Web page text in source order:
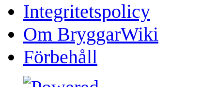
Integritetspolicy
Om BryggarWiki
Förbehåll